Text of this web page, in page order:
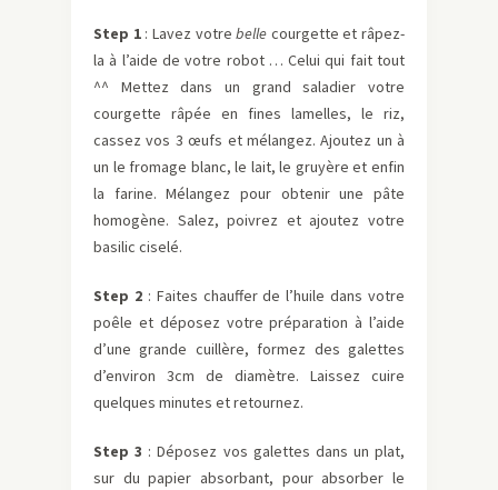
Step 1: Lavez votrebelle courgette et râpez-
la à l’aide de votre robot … Celui qui fait tout
^^ Mettez dans un grand saladier votre
courgette râpée en fines lamelles, le riz,
cassez vos 3 œufs et mélangez. Ajoutez un à
un le fromage blanc, le lait, le gruyère et enfin
la farine. Mélangez pour obtenir une pâte
homogène. Salez, poivrez et ajoutez votre
basilic ciselé.
Step 2: Faites chauffer de l’huile dans votre
poêle et déposez votre préparation à l’aide
d’une grande cuillère, formez des galettes
d’environ 3cm de diamètre. Laissez cuire
quelques minutes et retournez.
Step 3 : Déposez vos galettes dans un plat,
sur du papier absorbant, pour absorber le